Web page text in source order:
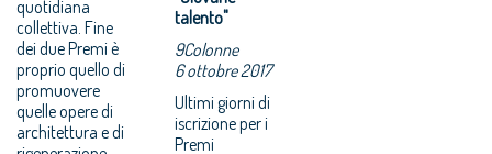
quotidiana
collettiva. Fine
dei due Premi è
proprio quello di
promuovere
quelle opere di
architettura e di
talento"
9Colonne
6 ottobre 2017
Ultimi giorni di
iscrizione per i
Premi